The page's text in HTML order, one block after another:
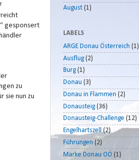
gesponsert
zu
sie nun zu
August (1)
LABELS
ARGE Donau Österreich (1)
Ausflug (2)
Burg (1)
Donau (3)
Donau in Flammen (2)
Donausteig (36)
Donausteig-Challenge (12)
Engelhartszell (2)
Führungen (2)
Marke Donau OÖ (1)